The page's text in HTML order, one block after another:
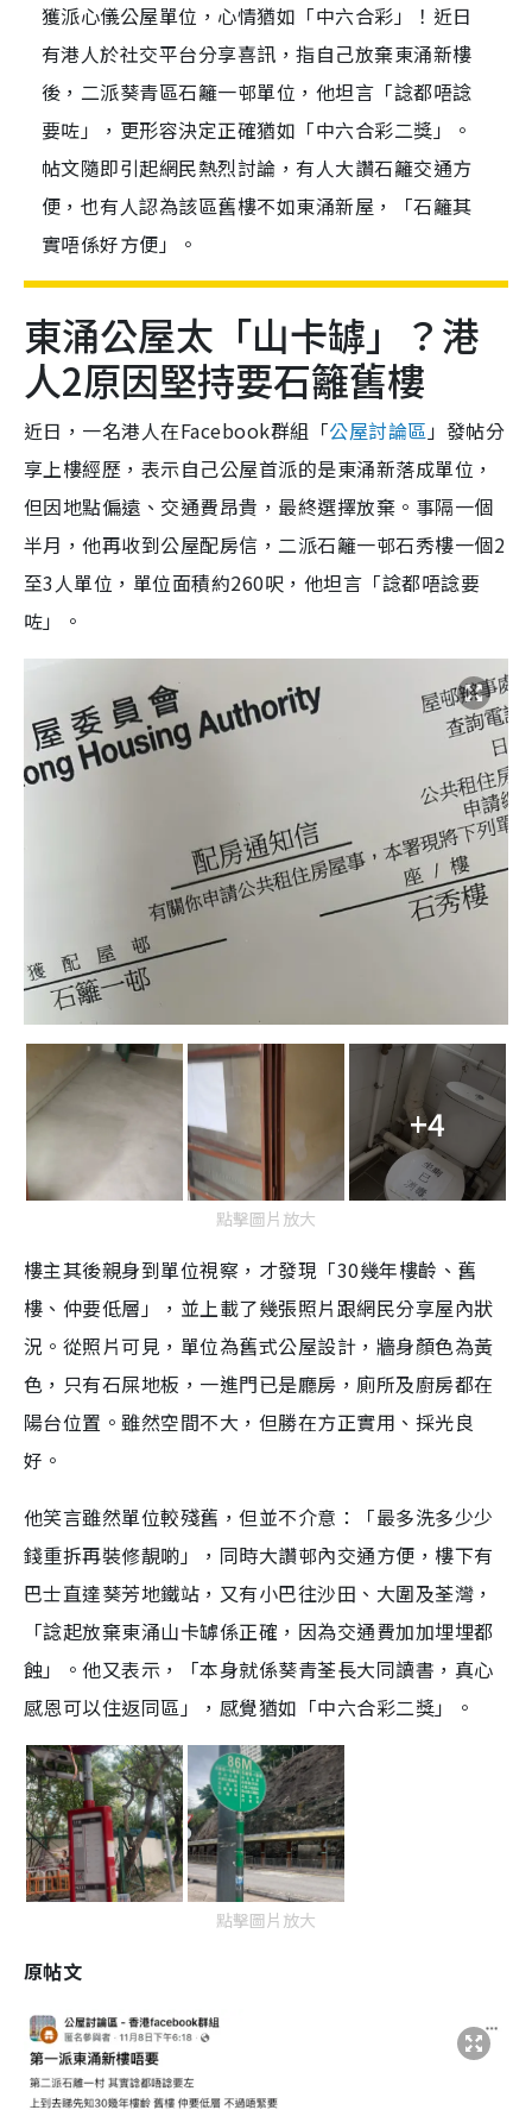
獲派心儀公屋單位，心情猶如「中六合彩」！近日
有港人於社交平台分享喜訊，指自己放棄東涌新樓
後，二派葵青區石籬一邨單位，他坦言「諗都唔諗
要咗」，更形容決定正確猶如「中六合彩二獎」。
帖文隨即引起網民熱烈討論，有人大讚石籬交通方
便，也有人認為該區舊樓不如東涌新屋，「石籬其
實唔係好方便」。
東涌公屋太「山卡罅」？港
人2原因堅持要石籬舊樓
近日，一名港人在Facebook群組「公屋討論區」發帖分
享上樓經歷，表示自己公屋首派的是東涌新落成單位，
但因地點偏遠、交通費昂貴，最終選擇放棄。事隔一個
半月，他再收到公屋配房信，二派石籬一邨石秀樓一個2
至3人單位，單位面積約260呎，他坦言「諗都唔諗要
咗」。
+4
點擊圖片放大
樓主其後親身到單位視察，才發現「30幾年樓齡、舊
樓、仲要低層」，並上載了幾張照片跟網民分享屋內狀
況。從照片可見，單位為舊式公屋設計，牆身顏色為黃
色，只有石屎地板，一進門已是廳房，廁所及廚房都在
陽台位置。雖然空間不大，但勝在方正實用、採光良
好。
他笑言雖然單位較殘舊，但並不介意：「最多洗多少少
錢重拆再裝修靚啲」，同時大讚邨內交通方便，樓下有
巴士直達葵芳地鐵站，又有小巴往沙田、大圍及荃灣，
「諗起放棄東涌山卡罅係正確，因為交通費加加埋埋都
蝕」。他又表示，「本身就係葵青荃長大同讀書，真心
感恩可以住返同區」，感覺猶如「中六合彩二獎」。
點擊圖片放大
原帖文